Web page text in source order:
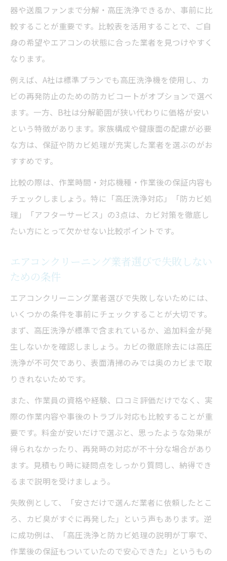
器や送風ファンまで分解・高圧洗浄できるか、事前に比
較することが重要です。比較表を活用することで、ご自
身の希望やエアコンの状態に合った業者を見つけやすく
なります。
例えば、A社は標準プランでも高圧洗浄機を使用し、カ
ビの再発防止のための防カビコートがオプションで選べ
ます。一方、B社は分解範囲が狭い代わりに価格が安い
という特徴があります。家族構成や健康面の配慮が必要
な方は、保証や防カビ処理が充実した業者を選ぶのがお
すすめです。
比較の際は、作業時間・対応機種・作業後の保証内容も
チェックしましょう。特に「高圧洗浄対応」「防カビ処
理」「アフターサービス」の3点は、カビ対策を徹底し
たい方にとって欠かせない比較ポイントです。
エアコンクリーニング業者選びで失敗しない
ための条件
エアコンクリーニング業者選びで失敗しないためには、
いくつかの条件を事前にチェックすることが大切です。
まず、高圧洗浄が標準で含まれているか、追加料金が発
生しないかを確認しましょう。カビの徹底除去には高圧
洗浄が不可欠であり、表面清掃のみでは奥のカビまで取
りきれないためです。
また、作業員の資格や経験、口コミ評価だけでなく、実
際の作業内容や事後のトラブル対応も比較することが重
要です。料金が安いだけで選ぶと、思ったような効果が
得られなかったり、再発時の対応が不十分な場合があり
ます。見積もり時に疑問点をしっかり質問し、納得でき
るまで説明を受けましょう。
失敗例として、「安さだけで選んだ業者に依頼したとこ
ろ、カビ臭がすぐに再発した」という声もあります。逆
に成功例は、「高圧洗浄と防カビ処理の説明が丁寧で、
作業後の保証もついていたので安心できた」というもの